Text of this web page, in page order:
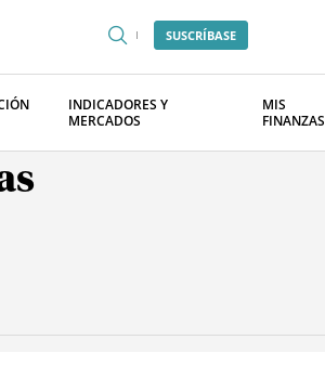
SUSCRÍBASE
INDICADORES Y
MERCADOS
MIS
FINANZAS